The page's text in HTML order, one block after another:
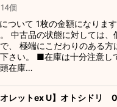
個
ついて 1枚の金額になりま
。 中古品の状態に対しては、
、 極端にこだわりのある方
さい。 ■在庫は十分注意し
在庫…
オレットex U】オトシドリ